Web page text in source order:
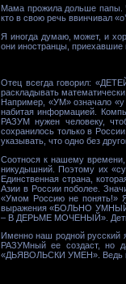
Мама прожила дольше папы.
кто в свою речь ввинчивал
Я иногда думаю, может, и
они иностранцы, приехавшие
Отец всегда говорил:
раскладывать
Например, «УМ» означало
набитая информацией.
РАЗУМ нужен человеку,
сохранилось только в
указывать, что одно без
Соотнося к нашему
никудышний. Поэтому их
Единственная страна,
Азии в России поболее.
«Умом Россию не понять!»
выражения «БОЛЬНО УМНЫЙ
– В ДЕРЬМЕ МОЧЕНЫЙ». Дети
Именно наш родной русский
РАЗУМный ее создаст, но
«ДЬЯВОЛЬСКИ УМЕН». Ведь